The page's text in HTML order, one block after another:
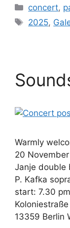
concert,
2025,
Warmly
20
Janje double
P. Kafka
start: 7.30
13359 Berlin